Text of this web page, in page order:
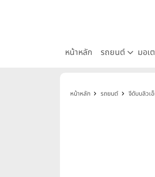
หน้าหลัก รถยนต์ มอเ
หน้าหลัก รถยนต์ จีดับบลิวเ